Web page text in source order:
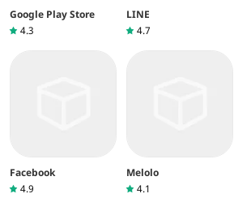
Google Play Store
4.3
LINE
4.7
Facebook
4.9
Melolo
4.1